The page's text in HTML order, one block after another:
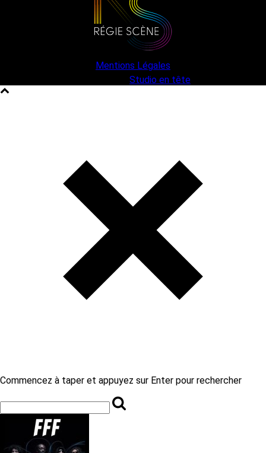
Mentions Légales
Studio en tête
Commencez à taper et appuyez sur Enter pour rechercher